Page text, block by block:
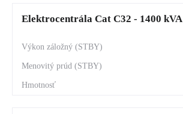
Elektrocentrála Cat C32 - 1400 kVA